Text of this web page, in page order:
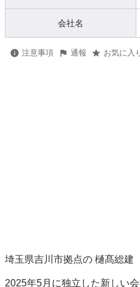
会社名
注意事項 通報 お気に入
埼玉県吉川市拠点の 樋髙総建
2025年5月に独立した新しい会